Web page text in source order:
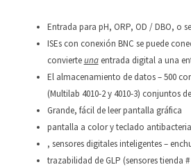
Entrada para pH, ORP, OD / DBO, o
ISEs con conexión BNC se puede
convierteunaentrada digital a una
El almacenamiento de datos – 500
(Multilab 4010-2 y 4010-3) conjuntos
Grande, fácil de leer pantalla gráfica
pantalla a color y teclado
, sensores digitales inteligentes –
trazabilidad de GLP (sensores tienda